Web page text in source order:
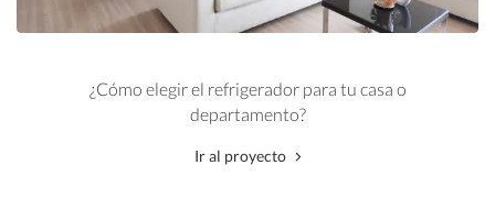
¿Cómo elegir el refrigerador para tu casa o
departamento?
Ir al proyecto